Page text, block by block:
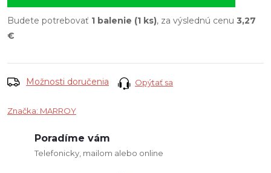
Budete potrebovať 1 balenie (1 ks), za výslednú cenu 3,27
€
Možnosti doručenia Opýtať sa
Značka: MARROY
Poradíme vám
Telefonicky, mailom alebo online